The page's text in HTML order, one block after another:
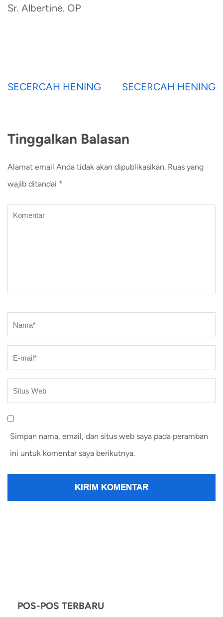
Sr. Albertine. OP
Navigasi
SECERCAH HENING SECERCAH HENING
Tinggalkan Balasan
Alamat email Anda tidak akan dipublikasikan. Ruas yang
wajib ditandai *
Komentar
Nama
Simpan nama, email, dan situs web saya pada peramban
ini untuk komentar saya berikutnya.
POS-POS TERBARU